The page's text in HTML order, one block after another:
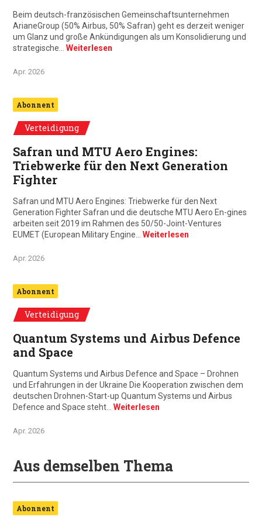
Beim deutsch-französischen Gemeinschaftsunternehmen
ArianeGroup (50% Airbus, 50% Safran) geht es derzeit weniger
um Glanz und große Ankündigungen als um Konsolidierung und
strategische… Weiterlesen
Apr. 2026
Abonnent
Verteidigung
Safran und MTU Aero Engines:
Triebwerke für den Next Generation
Fighter
Safran und MTU Aero Engines: Triebwerke für den Next
Generation Fighter Safran und die deutsche MTU Aero En-gines
arbeiten seit 2019 im Rahmen des 50/50-Joint-Ventures
EUMET (European Military Engine… Weiterlesen
Apr. 2026
Abonnent
Verteidigung
Quantum Systems und Airbus Defence
and Space
Quantum Systems und Airbus Defence and Space – Drohnen
und Erfahrungen in der Ukraine Die Kooperation zwischen dem
deutschen Drohnen-Start-up Quantum Systems und Airbus
Defence and Space steht… Weiterlesen
Apr. 2026
Aus demselben Thema
Abonnent